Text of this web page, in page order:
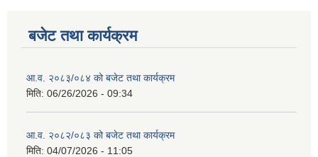
बजेट तथा कार्यक्रम
आ.व. २०८३/०८४ को बजेट तथा कार्यक्रम
मिति: 06/26/2026 - 09:34
आ.व. २०८२/०८३ को बजेट तथा कार्यक्रम
मिति: 04/07/2026 - 11:05